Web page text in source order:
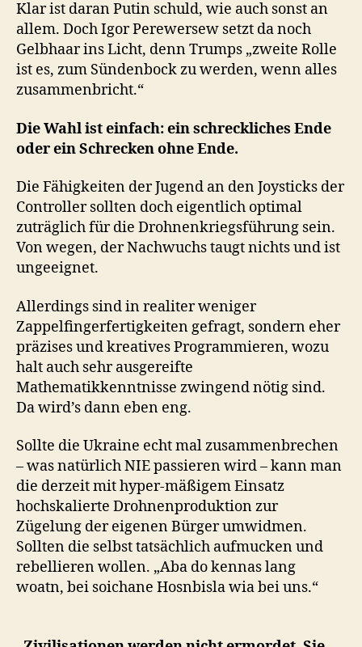
Klar ist daran Putin schuld, wie auch sonst an
allem. Doch Igor Perewersew setzt da noch
Gelbhaar ins Licht, denn Trumps „zweite Rolle
ist es, zum Sündenbock zu werden, wenn alles
zusammenbricht.“
Die Wahl ist einfach: ein schreckliches Ende
oder ein Schrecken ohne Ende.
Die Fähigkeiten der Jugend an den Joysticks der
Controller sollten doch eigentlich optimal
zuträglich für die Drohnenkriegsführung sein.
Von wegen, der Nachwuchs taugt nichts und ist
ungeeignet.
Allerdings sind in realiter weniger
Zappelfingerfertigkeiten gefragt, sondern eher
präzises und kreatives Programmieren, wozu
halt auch sehr ausgereifte
Mathematikkenntnisse zwingend nötig sind.
Da wird’s dann eben eng.
Sollte die Ukraine echt mal zusammenbrechen
– was natürlich NIE passieren wird – kann man
die derzeit mit hyper-mäßigem Einsatz
hochskalierte Drohnenproduktion zur
Zügelung der eigenen Bürger umwidmen.
Sollten die selbst tatsächlich aufmucken und
rebellieren wollen. „Aba do kennas lang
woatn, bei soichane Hosnbisla wia bei uns.“